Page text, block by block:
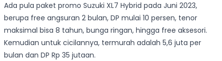
Ada pula paket promo Suzuki XL7 Hybrid pada Juni 2023,
berupa free angsuran 2 bulan, DP mulai 10 persen, tenor
maksimal bisa 8 tahun, bunga ringan, hingga free aksesori.
Kemudian untuk cicilannya, termurah adalah 5,6 juta per
bulan dan DP Rp 35 jutaan.